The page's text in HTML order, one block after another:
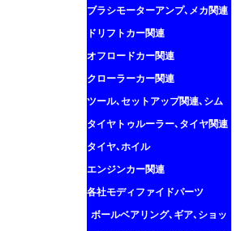
ブラシモーターアンプ､メカ関連
ドリフトカー関連
オフロードカー関連
クローラーカー関連
ツール､セットアップ関連､シム
タイヤトゥルーラー､タイヤ関連
タイヤ､ホイル
エンジンカー関連
各社モディファイドパーツ
ボールベアリング､ギア､ショッ